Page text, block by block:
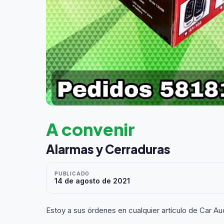
A convenir
Alarmas y Cerraduras
PUBLICADO
14 de agosto de 2021
Estoy a sus órdenes en cualquier artículo de Car